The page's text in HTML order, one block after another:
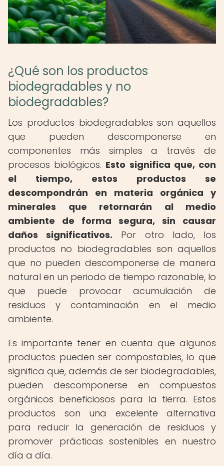
¿Qué son los productos
biodegradables y no
biodegradables?
Los productos biodegradables son aquellos
que pueden descomponerse en
componentes más simples a través de
procesos biológicos. Esto significa que, con
el tiempo, estos productos se
descompondrán en materia orgánica y
minerales que retornarán al medio
ambiente de forma segura, sin causar
daños significativos. Por otro lado, los
productos no biodegradables son aquellos
que no pueden descomponerse de manera
natural en un periodo de tiempo razonable, lo
que puede provocar acumulación de
residuos y contaminación en el medio
ambiente.
Es importante tener en cuenta que algunos
productos pueden ser compostables, lo que
significa que, además de ser biodegradables,
pueden descomponerse en compuestos
orgánicos beneficiosos para la tierra. Estos
productos son una excelente alternativa
para reducir la generación de residuos y
promover prácticas sostenibles en nuestro
día a día.